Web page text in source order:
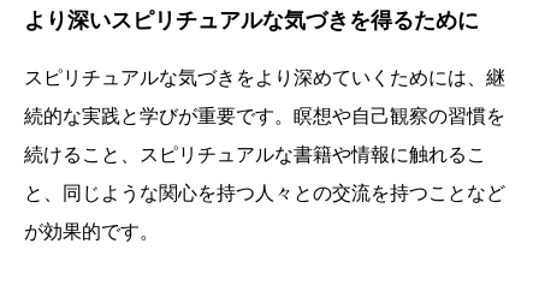
より深いスピリチュアルな気づきを得るために
スピリチュアルな気づきをより深めていくためには、継
続的な実践と学びが重要です。瞑想や自己観察の習慣を
続けること、スピリチュアルな書籍や情報に触れるこ
と、同じような関心を持つ人々との交流を持つことなど
が効果的です。